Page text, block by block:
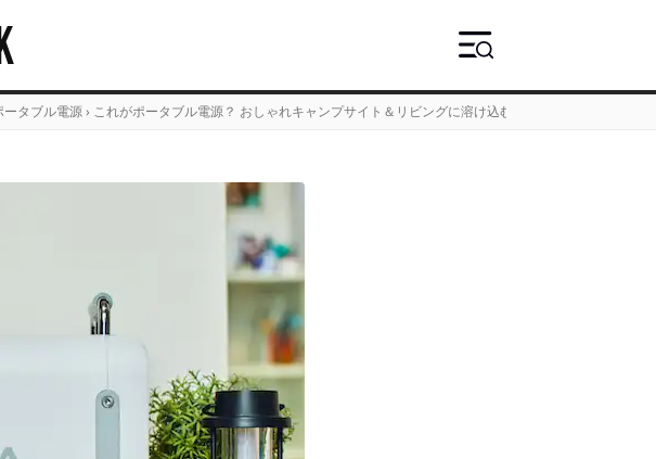
ータブル電源 › これがポータブル電源？ おしゃれキャンプサイト＆リビングに溶け込む、美白モデルを発見し